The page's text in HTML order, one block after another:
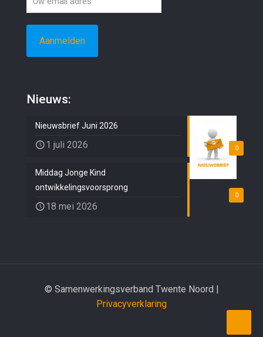
Nieuws:
0
Nieuwsbrief Juni 2026
1 juli 2026
0
Middag Jonge Kind
ontwikkelingsvoorsprong
18 mei 2026
© Samenwerkingsverband Twente Noord |
Privacyverklaring